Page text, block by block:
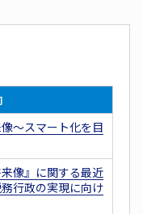
～スマート化を目
来像』に関する最近
行政の実現に向け